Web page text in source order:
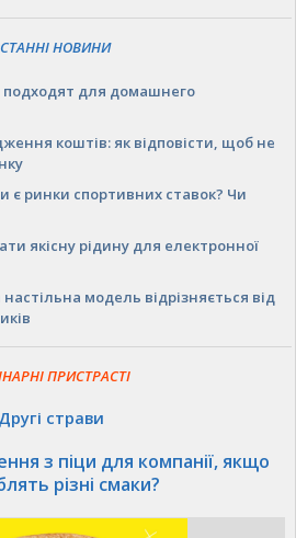
НОВИНИ
подходят для домашнего
коштів: як відповісти, щоб не
є ринки спортивних ставок? Чи
якісну рідину для електронної
модель відрізняється від
ПРИСТРАСТІ
Другі страви
з піци для компанії, якщо
різні смаки?